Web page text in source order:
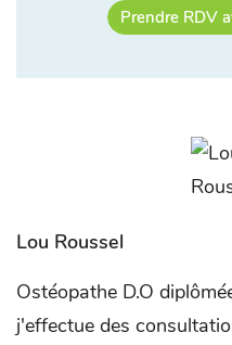
Prendre RDV
Lou Roussel
Ostéopathe D.O
j'effectue des